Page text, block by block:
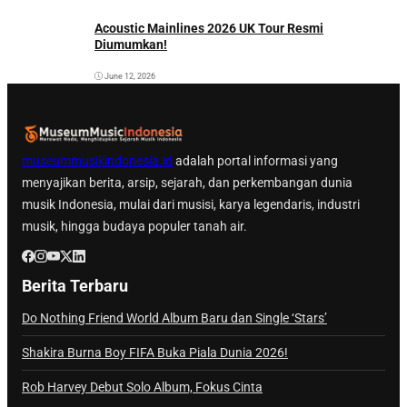
Acoustic Mainlines 2026 UK Tour Resmi
Diumumkan!
June 12, 2026
museummusikindonesia.id adalah portal informasi yang
menyajikan berita, arsip, sejarah, dan perkembangan dunia
musik Indonesia, mulai dari musisi, karya legendaris, industri
musik, hingga budaya populer tanah air.
Berita Terbaru
Do Nothing Friend World Album Baru dan Single ‘Stars’
Shakira Burna Boy FIFA Buka Piala Dunia 2026!
Rob Harvey Debut Solo Album, Fokus Cinta